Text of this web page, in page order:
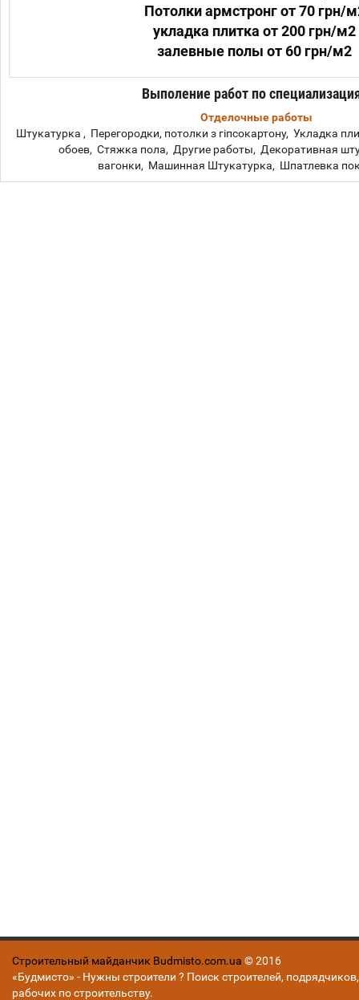
Потолки армстронг от 70 грн/
укладка плитка от 200 грн/м2
залевные полы от 60 грн/м2
Выполение работ по
Отделочные работы
Штукатурка , Перегородки, потолки з гіпсокартону, Укладка
обоев, Стяжка пола, Другие работы, Декоративная
вагонки, Машинная Штукатурка, Шпатлевка
Строительный майданчик Budmisto.com.ua © 2016
«Будмисто» - Нужны строители ? Поиск строителей, подрядчиков,
рабочих по строительству.